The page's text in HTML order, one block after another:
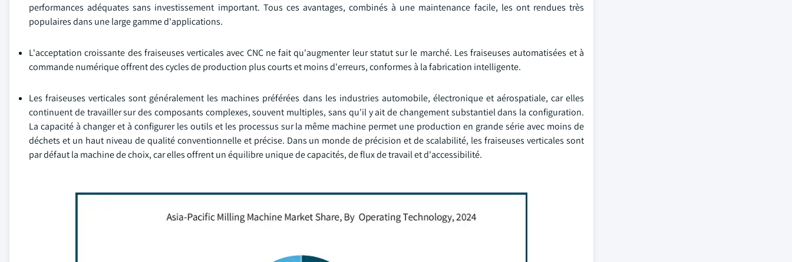
performances adéquates sans investissement important. Tous ces avantages, combinés à une maintenance facile, les ont rendues très
populaires dans une large gamme d'applications.
L'acceptation croissante des fraiseuses verticales avec CNC ne fait qu'augmenter leur statut sur le marché. Les fraiseuses automatisées et à
commande numérique offrent des cycles de production plus courts et moins d'erreurs, conformes à la fabrication intelligente.
Les fraiseuses verticales sont généralement les machines préférées dans les industries automobile, électronique et aérospatiale, car elles
continuent de travailler sur des composants complexes, souvent multiples, sans qu'il y ait de changement substantiel dans la configuration.
La capacité à changer et à configurer les outils et les processus sur la même machine permet une production en grande série avec moins de
déchets et un haut niveau de qualité conventionnelle et précise. Dans un monde de précision et de scalabilité, les fraiseuses verticales sont
par défaut la machine de choix, car elles offrent un équilibre unique de capacités, de flux de travail et d'accessibilité.